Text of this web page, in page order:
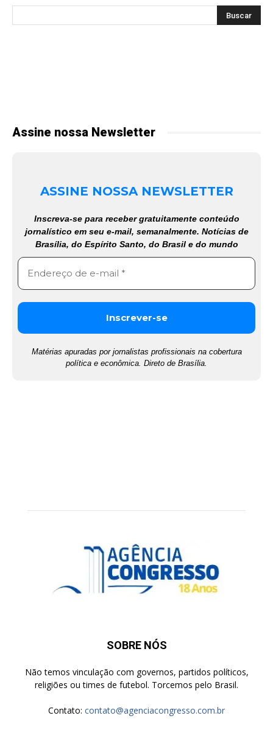
Assine nossa Newsletter
ASSINE NOSSA NEWSLETTER
Inscreva-se para receber gratuitamente conteúdo
jornalístico em seu e-mail, semanalmente. Notícias de
Brasília, do Espírito Santo, do Brasil e do mundo
Matérias apuradas por jornalistas profissionais na cobertura
política e econômica. Direto de Brasília.
SOBRE NÓS
Não temos vinculação com governos, partidos políticos,
religiões ou times de futebol. Torcemos pelo Brasil.
Contato: contato@agenciacongresso.com.br